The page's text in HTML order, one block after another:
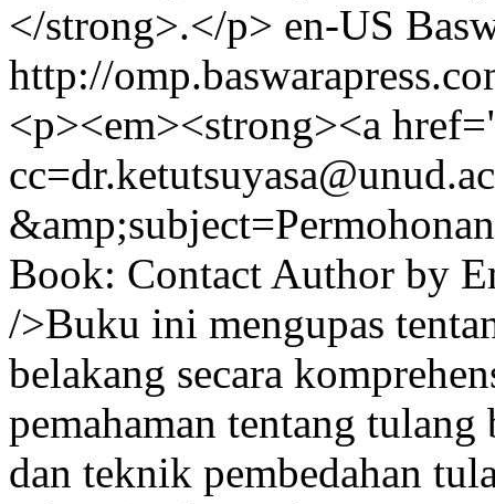
</strong>.</p> en-US
http://
<p><em><strong><a
Book: Contact Author by
/>Buku ini mengupas
belakang secara
pemahaman tentang
dan teknik pembedahan